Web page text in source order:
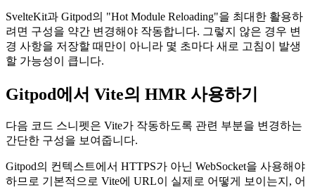
SvelteKit 및 Gitpod
SvelteKit과 Gitpod의 "Hot Module Reloading"을 최대한 활용하
려면 구성을 약간 변경해야 작동합니다. 그렇지 않은 경우 변
경 사항을 저장할 때만이 아니라 몇 초마다 새로 고침이 발생
할 가능성이 큽니다.
Gitpod에서 Vite의 HMR 사용하기
다음 코드 스니펫은 Vite가 작동하도록 관련 부분을 변경하는
간단한 구성을 보여줍니다.